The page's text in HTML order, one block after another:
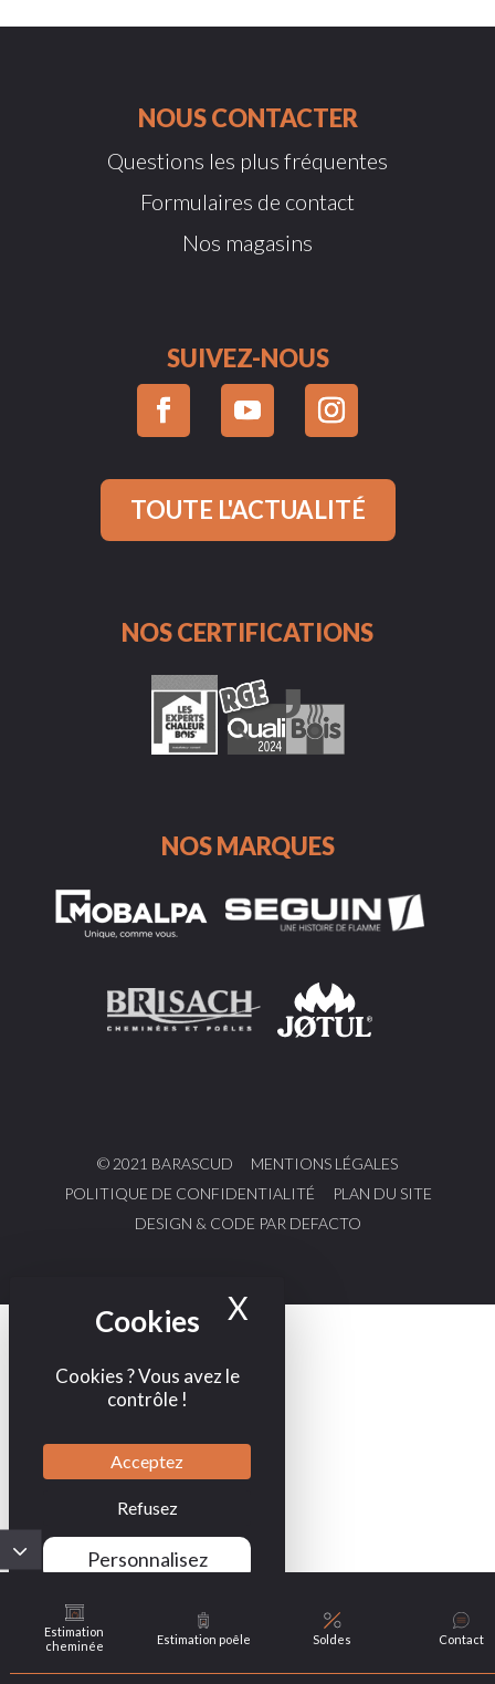
Cookies ? Vous avez le
contrôle !
Acceptez
Refusez
Personnalisez
confidentialité
X Masquer le
Estimation
cheminée
Estimation poêle Soldes Contact
NOUS CONTACTER
Questions les plus fréquentes
Formulaires de contact
Nos magasins
SUIVEZ-NOUS
TOUTE L'ACTUALITÉ
NOS CERTIFICATIONS
NOS MARQUES
© 2021 BARASCUD
MENTIONS LÉGALES
POLITIQUE DE CONFIDENTIALITÉ
PLAN DU SITE
DESIGN & CODE PAR DEFACTO